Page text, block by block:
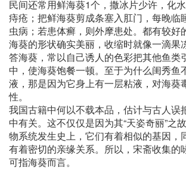
民间还常用鲜海葵1个，撒冰片少许，化
痔疮；把鲜海葵剪成条塞入肛门，每晚临
虫病；若患体癣，则外摩患处。都有较好
海葵的形状确实美丽，收缩时就像一滴果
答海葵，常以自己诱人的色彩把其他鱼类
中，使海葵饱餐一顿。至于为什么闺秀鱼
液，那是因为它身上有一层粘液，对海葵
性。
我国古籍中何以不载本品，估计与古人误
中有关。这不仅仅是因为其“天姿奇丽”之
物系统发生史上，它们有着相似的基因，
有着密切的亲缘关系。所以，宋斋收集的
可指海葵而言。